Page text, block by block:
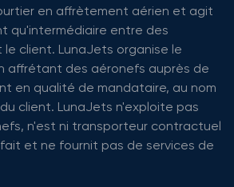
en affrètement aérien et agit
qu'intermédiaire entre des
client. LunaJets organise le
affrétant des aéronefs auprès de
en qualité de mandataire, au nom
client. LunaJets n'exploite pas
n'est ni transporteur contractuel
et ne fournit pas de services de